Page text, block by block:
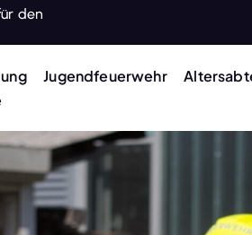
den
Jugendfeuerwehr